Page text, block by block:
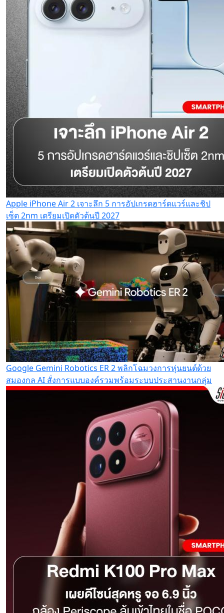
Apple iPhone Air 2 เจาะลึก 5 การอัปเกรดฮาร์ดแวร์และชิป
เซ็ต 2nm เตรียมเปิดตัวต้นปี 2027
Google Gemini Robotics ER 2 พลิกโฉมวงการหุ่นยนต์ด้วย
สมองกล AI สั่งการแบบองค์รวมพร้อมระบบประสานงานกลุ่ม